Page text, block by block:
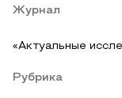
Журнал
«Актуальные
Рубрика